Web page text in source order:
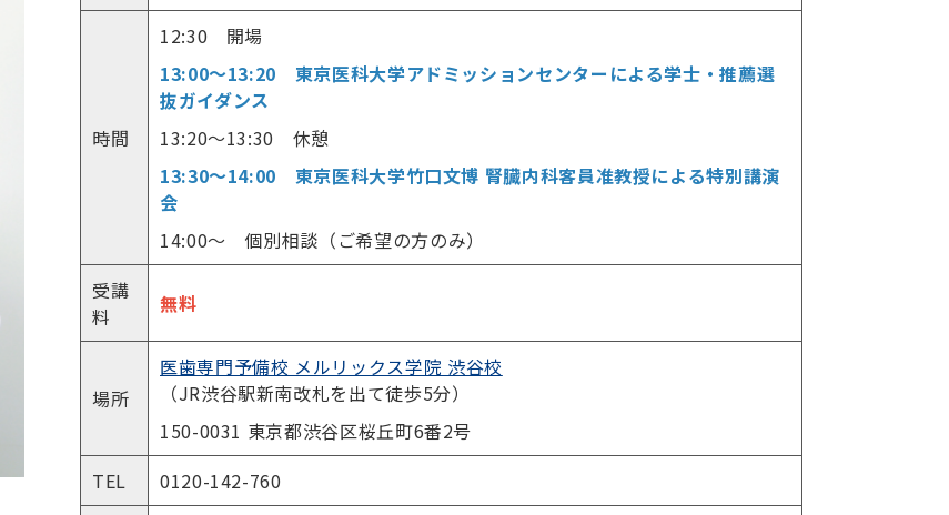
時間
12:30 開場
13:00～13:20 東京医科大学アドミッションセンターによる学士・推薦選
抜ガイダンス
13:20～13:30 休憩
13:30～14:00 東京医科大学竹口文博 腎臓内科客員准教授による特別講演
会
14:00～ 個別相談（ご希望の方のみ）
受講
料
無料
場所
医歯専門予備校 メルリックス学院 渋谷校
（JR渋谷駅新南改札を出て徒歩5分）
150-0031 東京都渋谷区桜丘町6番2号
TEL
0120-142-760